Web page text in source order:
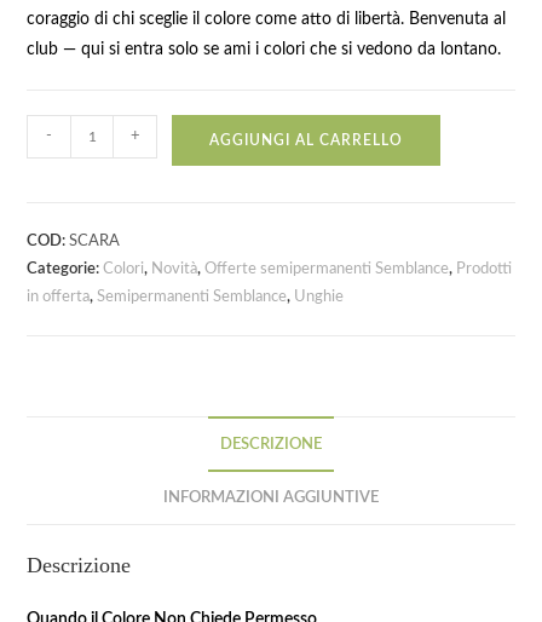
coraggio di chi sceglie il colore come atto di libertà. Benvenuta al
club — qui si entra solo se ami i colori che si vedono da lontano.
- + AGGIUNGI AL CARRELLO
COD:SCARA
Categorie:Colori, Novità,Offerte semipermanenti Semblance, Prodotti
in offerta,Semipermanenti Semblance, Unghie
DESCRIZIONE
INFORMAZIONI AGGIUNTIVE
Descrizione